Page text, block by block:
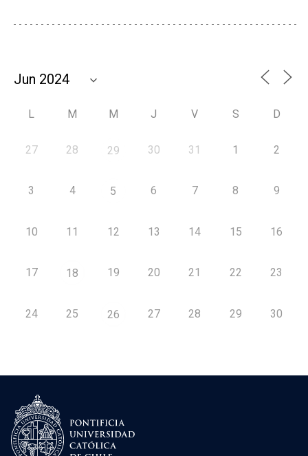
L M M J V S D
27 28 29 30 31 1 2
3 4 5 6 7 8 9
10 11 12 13 14 15 16
17 18 19 20 21 22 23
24 25 26 27 28 29 30